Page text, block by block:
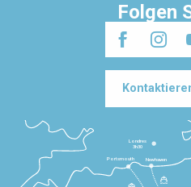
Folgen
Londres
3h30
Newhaven
Portsmouth